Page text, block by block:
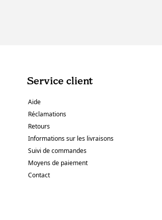
Service client
Aide
Réclamations
Retours
Informations sur les livraisons
Suivi de commandes
Moyens de paiement
Contact